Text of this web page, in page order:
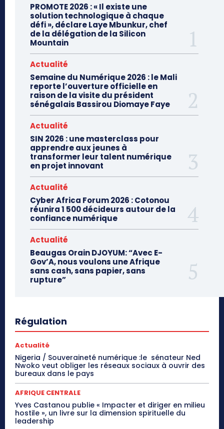
PROMOTE 2026 : « Il existe une
solution technologique à chaque
défi », déclare Laye Mbunkur, chef
de la délégation de la Silicon
Mountain
Actualité
Semaine du Numérique 2026 : le Mali
reporte l’ouverture officielle en
raison de la visite du président
sénégalais Bassirou Diomaye Faye
Actualité
SIN 2026 : une masterclass pour
apprendre aux jeunes à
transformer leur talent numérique
en projet innovant
Actualité
Cyber Africa Forum 2026 : Cotonou
réunira 1 500 décideurs autour de la
confiance numérique
Actualité
Beaugas Orain DJOYUM: “Avec E-
Gov’A, nous voulons une Afrique
sans cash, sans papier, sans
rupture”
Régulation
Actualité
Nigeria / Souveraineté numérique :le sénateur Ned
Nwoko veut obliger les réseaux sociaux à ouvrir des
bureaux dans le pays
AFRIQUE CENTRALE
Yves Castanou publie « Impacter et diriger en milieu
hostile », un livre sur la dimension spirituelle du
leadership